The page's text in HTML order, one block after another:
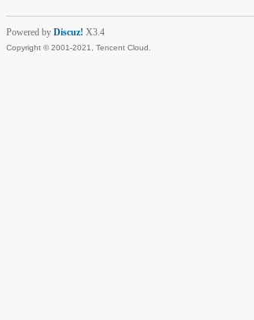
Powered by Discuz! X3.4
Copyright © 2001-2021, Tencent Cloud.